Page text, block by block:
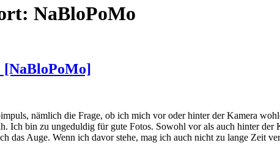
NaBloPoMo
[NaBloPoMo]
nämlich die Frage, ob ich mich vor oder hinter der Kamera
Ich bin zu ungeduldig für gute Fotos. Sowohl vor als auch hinter
das Auge. Wenn ich davor stehe, mag ich auch nicht zu lange Zeit